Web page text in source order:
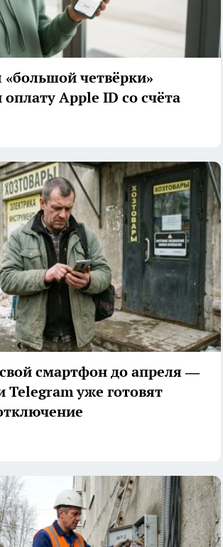
четвёрки»
Apple ID со счёта
смартфон до апреля —
Telegram уже готовят